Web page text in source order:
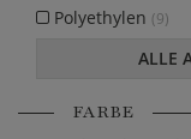
Polyethylen (9)
ALLE
FARBE